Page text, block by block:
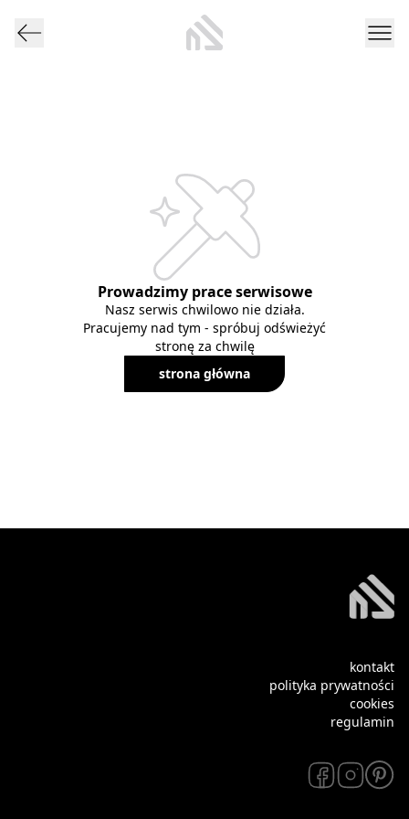
Prowadzimy prace serwisowe
Nasz serwis chwilowo nie działa.
Pracujemy nad tym - spróbuj odświeżyć
stronę za chwilę
strona główna
kontakt
polityka prywatności
cookies
regulamin